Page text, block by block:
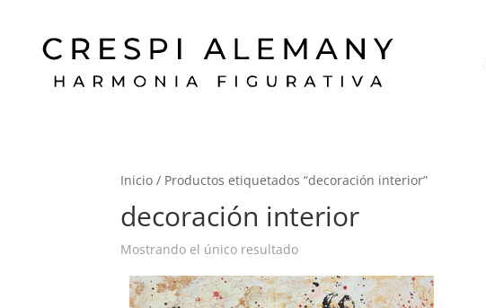
Inicio / Productos etiquetados “decoración interior”
decoración interior
Mostrando el único resultado